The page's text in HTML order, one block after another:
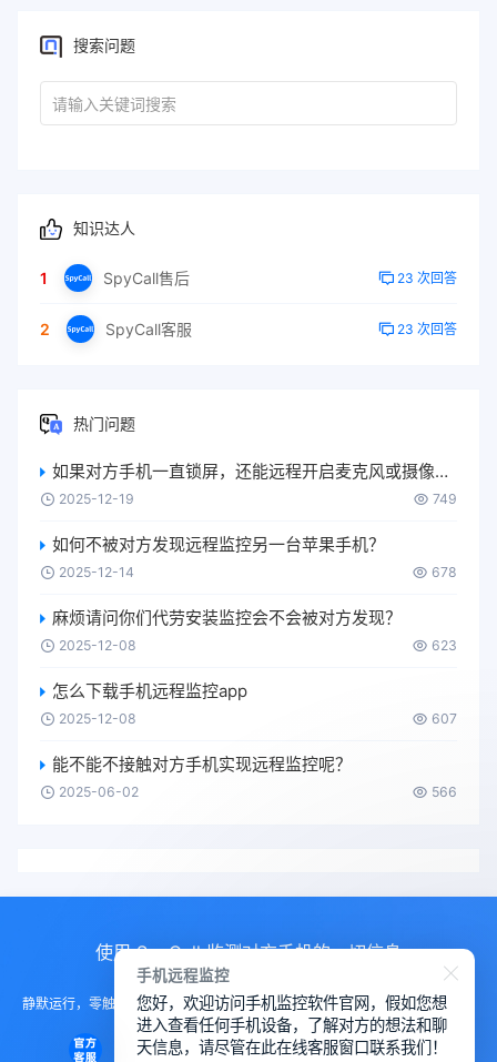
搜索问题
知识达人
1 SpyCall售后 23 次回答
2 SpyCall客服 23 次回答
热门问题
如果对方手机一直锁屏，还能远程开启麦克风或摄像头吗？
2025-12-19 749
如何不被对方发现远程监控另一台苹果手机？
2025-12-14 678
麻烦请问你们代劳安装监控会不会被对方发现？
2025-12-08 623
怎么下载手机远程监控app
2025-12-08 607
能不能不接触对方手机实现远程监控呢？
2025-06-02 566
使用 SpyCall 监测对方手机的一切信息
静默运行，零触碰部署。无需对方手机任何配合，后台进程完美隐藏，实现真
正的“幽灵”式远程访问。
手机远程监控
您好，欢迎访问手机监控软件官网，假如您想
进入查看任何手机设备，了解对方的想法和聊
天信息，请尽管在此在线客服窗口联系我们！